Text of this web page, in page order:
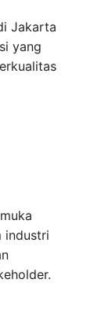
Jakarta
yang
industri